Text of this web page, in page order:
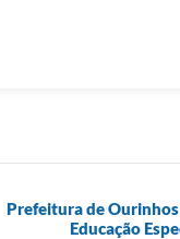
Prefeitura de
Educação